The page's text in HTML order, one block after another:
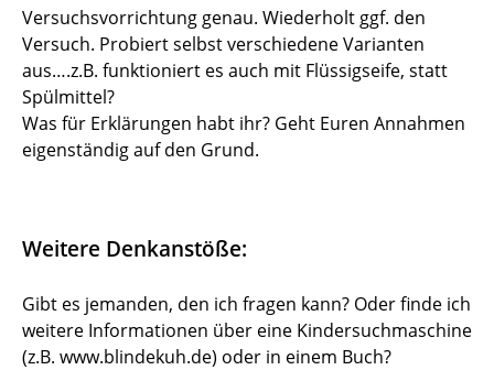
Versuchsvorrichtung genau. Wiederholt ggf. den
Versuch. Probiert selbst verschiedene Varianten
aus….z.B. funktioniert es auch mit Flüssigseife, statt
Spülmittel?
Was für Erklärungen habt ihr? Geht Euren Annahmen
eigenständig auf den Grund.
Weitere Denkanstöße:
Gibt es jemanden, den ich fragen kann? Oder finde ich
weitere Informationen über eine Kindersuchmaschine
(z.B. www.blindekuh.de) oder in einem Buch?